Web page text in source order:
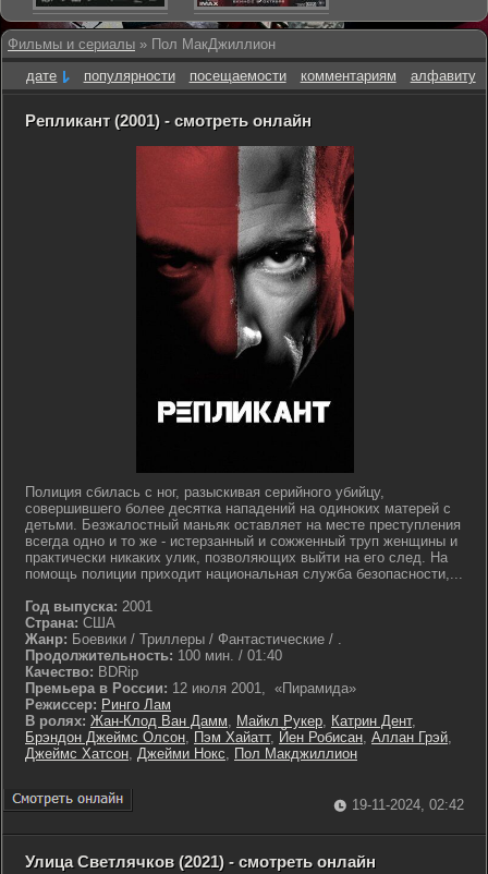
Фильмы и сериалы » Пол МакДжиллион
дате
популярности посещаемости комментариям алфавиту
Репликант (2001) - смотреть онлайн
Полиция сбилась с ног, разыскивая серийного убийцу,
совершившего более десятка нападений на одиноких матерей с
детьми. Безжалостный маньяк оставляет на месте преступления
всегда одно и то же - истерзанный и сожженный труп женщины и
практически никаких улик, позволяющих выйти на его след. На
помощь полиции приходит национальная служба безопасности,...
Год выпуска: 2001
Страна: США
Жанр: Боевики / Триллеры / Фантастические / .
Продолжительность: 100 мин. / 01:40
Качество: BDRip
Премьера в России: 12 июля 2001, «Пирамида»
Режиссер: Ринго Лам
В ролях: Жан-Клод Ван Дамм, Майкл Рукер, Катрин Дент,
Брэндон Джеймс Олсон, Пэм Хайатт, Йен Робисан, Аллан Грэй,
Джеймс Хатсон, Джейми Нокс, Пол Макджиллион
19-11-2024, 02:42
Улица Светлячков (2021) - смотреть онлайн